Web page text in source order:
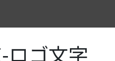
ロゴ文字